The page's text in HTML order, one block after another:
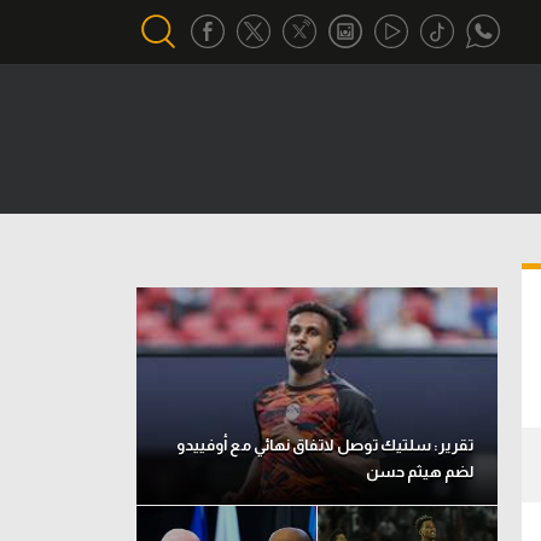
تحقيق في الجول
تقرير في الجول
تحليل في الجول
حكايات في الجول
كويز في الجول
فيديو في الجول
تقرير: سلتيك توصل لاتفاق نهائي مع أوفييدو
لضم هيثم حسن